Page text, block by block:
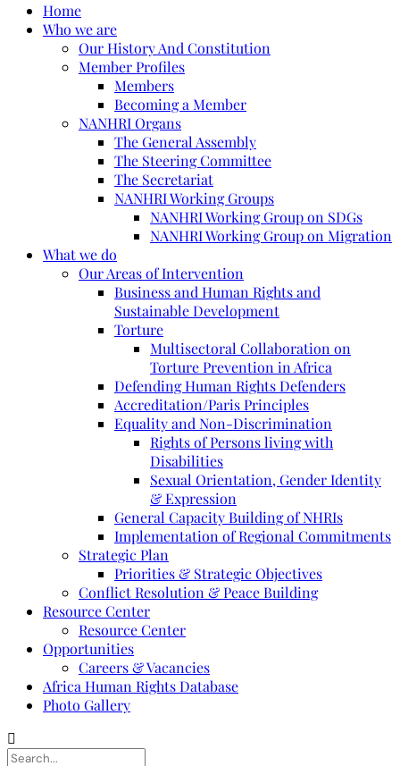
Home
Who we are
Our History And Constitution
Member Profiles
Members
Becoming a Member
NANHRI Organs
The General Assembly
The Steering Committee
The Secretariat
NANHRI Working Groups
NANHRI Working Group on SDGs
NANHRI Working Group on Migration
What we do
Our Areas of Intervention
Business and Human Rights and
Sustainable Development
Torture
Multisectoral Collaboration on
Torture Prevention in Africa
Defending Human Rights Defenders
Accreditation/Paris Principles
Equality and Non-Discrimination
Rights of Persons living with
Disabilities
Sexual Orientation, Gender Identity
& Expression
General Capacity Building of NHRIs
Implementation of Regional Commitments
Strategic Plan
Priorities & Strategic Objectives
Conflict Resolution & Peace Building
Resource Center
Resource Center
Opportunities
Careers & Vacancies
Africa Human Rights Database
Photo Gallery